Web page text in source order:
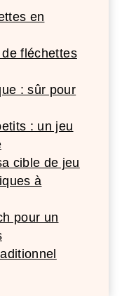
en
fléchettes
: sûr pour
: un jeu
cible de jeu
à
pour un